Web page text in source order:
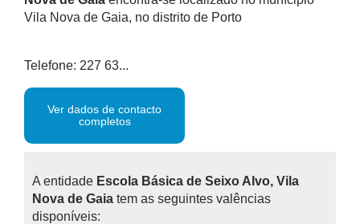
Vila Nova de Gaia, no distrito de Porto
Telefone: 227 63...
Ver dados de contacto
completos
A entidade Escola Básica de Seixo Alvo, Vila
Nova de Gaia tem as seguintes valências
disponíveis: